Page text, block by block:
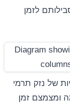
לזמן
של נזק תרמי
ומצמצם זמן